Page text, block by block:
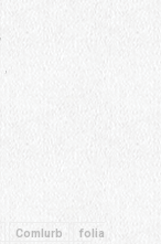
Comlurb
folia